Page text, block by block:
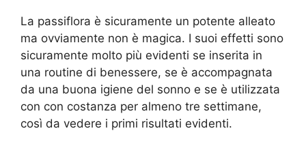
La passiflora è sicuramente un potente alleato
ma ovviamente non è magica. I suoi effetti sono
sicuramente molto più evidenti se inserita in
una routine di benessere, se è accompagnata
da una buona igiene del sonno e se è utilizzata
con con costanza per almeno tre settimane,
così da vedere i primi risultati evidenti.